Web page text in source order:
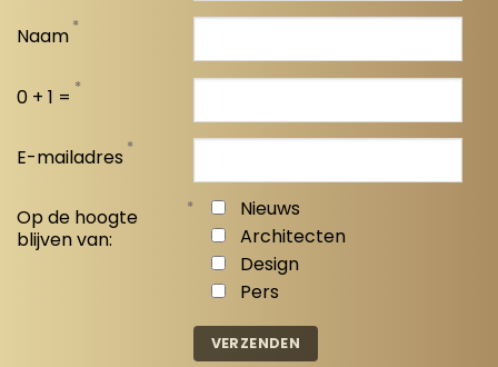
Naam *
0 + 1 = *
E-mailadres *
Op de hoogte
blijven van:
*
Nieuws
Architecten
Design
Pers